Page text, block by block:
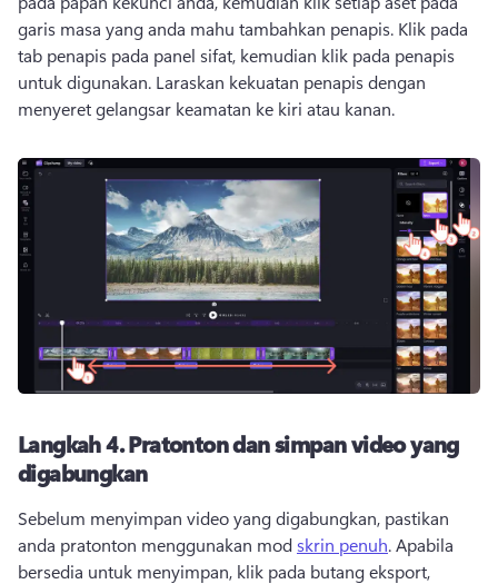
garis masa yang anda mahu tambahkan penapis. Klik pada
tab penapis pada panel sifat, kemudian klik pada penapis
untuk digunakan. Laraskan kekuatan penapis dengan
menyeret gelangsar keamatan ke kiri atau kanan.
Langkah 4.Pratonton dan simpan video yang
digabungkan
Sebelum menyimpan video yang digabungkan, pastikan
anda pratonton menggunakan mod skrin penuh. Apabila
bersedia untuk menyimpan, klik pada butang eksport,